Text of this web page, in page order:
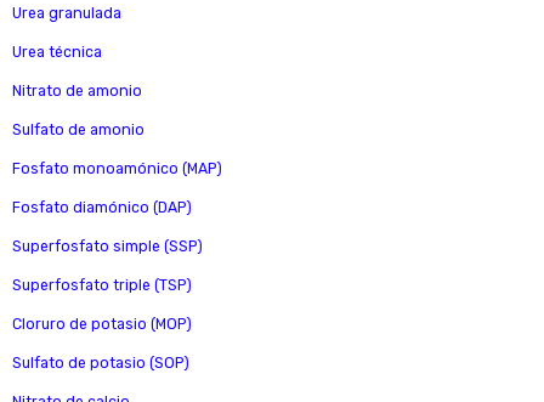
Urea granulada
Urea técnica
Nitrato de amonio
Sulfato de amonio
Fosfato monoamónico (MAP)
Fosfato diamónico (DAP)
Superfosfato simple (SSP)
Superfosfato triple (TSP)
Cloruro de potasio (MOP)
Sulfato de potasio (SOP)